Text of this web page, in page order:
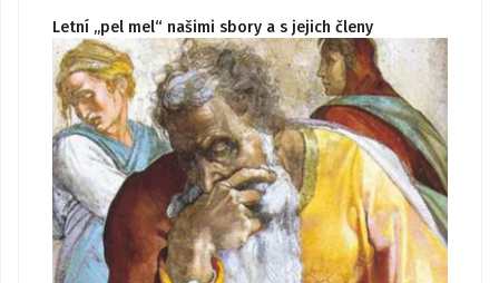
Letní „pel mel“ našimi sbory a s jejich členy